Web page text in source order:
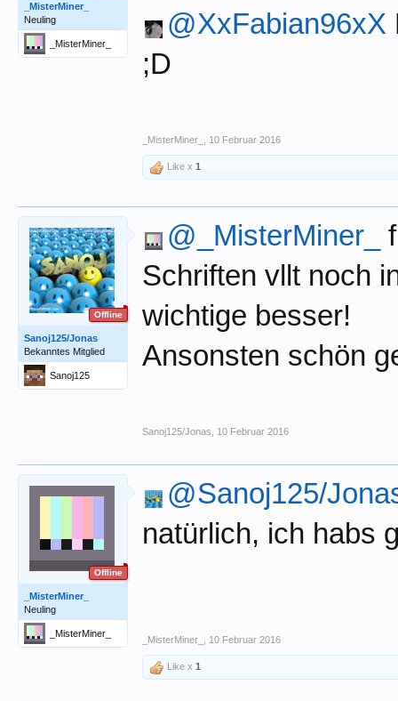
_MisterMiner_
Neuling
_MisterMiner_
@XxFabian96xX
;D
_MisterMiner_ 10 Februar 2016
Like x 1
Offline
Sanoj125/Jonas
Bekanntes Mitglied
Sanoj125
@_MisterMiner_
Schriften vllt noch
wichtige besser!
Ansonsten schön
Sanoj125/Jonas 10 Februar 2016
Offline
_MisterMiner_
Neuling
_MisterMiner_
@Sanoj125/
natürlich, ich habs
_MisterMiner_ 10 Februar 2016
Like x 1